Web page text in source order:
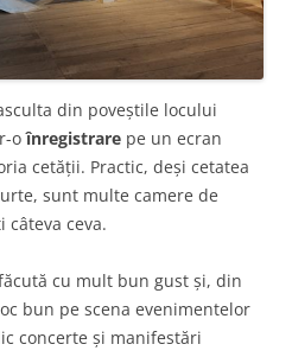
din poveștile locului
oînregistrare pe un ecran
cetății. Practic, deși cetatea
sunt multe camere de
câteva ceva.
cu mult bun gust și, din
bun pe scena evenimentelor
concerte și manifestări